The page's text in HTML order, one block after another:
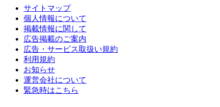
サイトマップ
個人情報について
掲載情報に関して
広告掲載のご案内
広告・サービス取扱い規約
利用規約
お知らせ
運営会社について
緊急時はこちら